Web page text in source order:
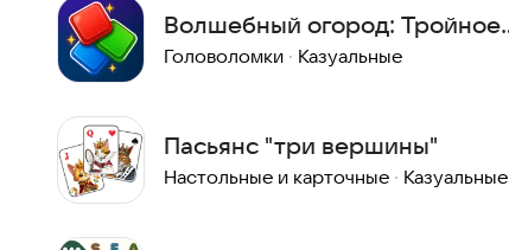
Волшебный огород: Тройное
Приключение Три в Ряд
Головоломки · Казуальные
Пасьянс "три вершины"
Настольные и карточные · Казуальные